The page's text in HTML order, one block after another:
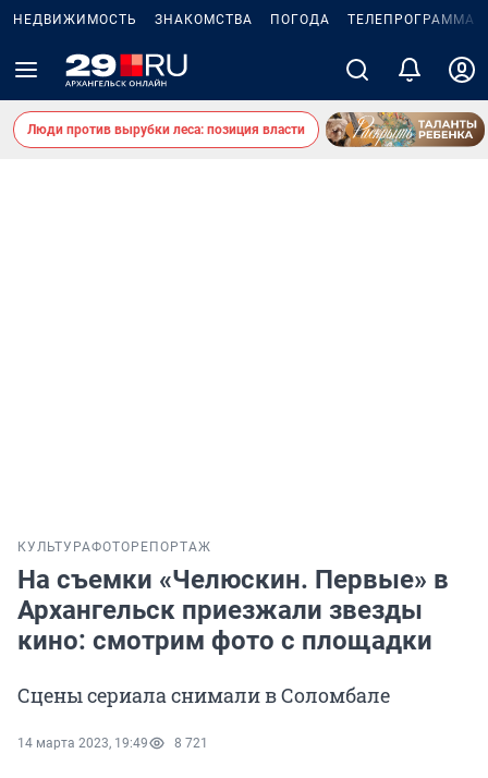
НЕДВИЖИМОСТЬ ЗНАКОМСТВА ПОГОДА ТЕЛЕПРОГРАММА
Люди против вырубки леса: позиция власти
КУЛЬТУРАФОТОРЕПОРТАЖ
На съемки «Челюскин. Первые» в
Архангельск приезжали звезды
кино: смотрим фото с площадки
Сцены сериала снимали в Соломбале
14 марта 2023, 19:49 8 721